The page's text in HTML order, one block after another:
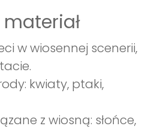
w wiosennej scenerii,
kwiaty, ptaki,
z wiosną: słońce,